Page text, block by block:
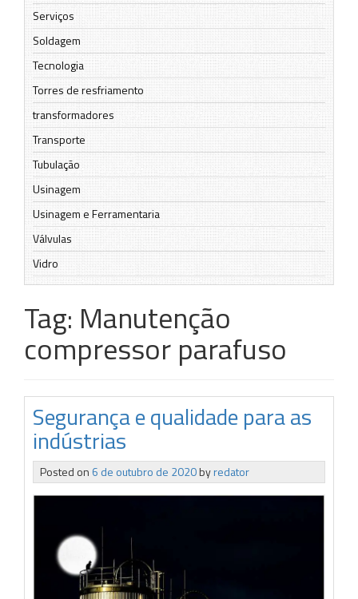
Serviços
Soldagem
Tecnologia
Torres de resfriamento
transformadores
Transporte
Tubulação
Usinagem
Usinagem e Ferramentaria
Válvulas
Vidro
Tag: Manutenção
compressor parafuso
Segurança e qualidade para as
indústrias
Posted on 6 de outubro de 2020byredator